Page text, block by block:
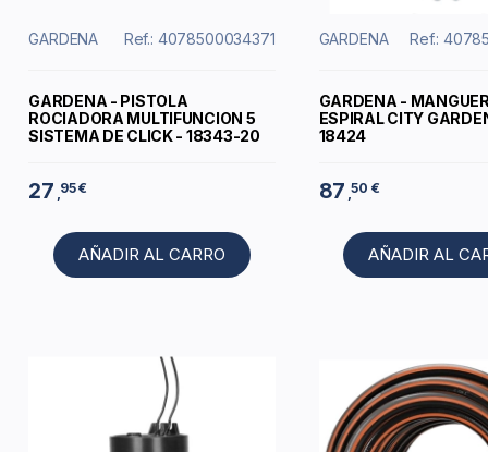
GARDENA Ref.: 4078500034371
GARDENA - PISTOLA
ROCIADORA MULTIFUNCION 5
SISTEMA DE CLICK - 18343-20
27 95 €
AÑADIR AL CARRO
GARDENA Ref.:
GARDENA -
ESPIRAL CITY
18424
87 ,50 €
AÑADIR AL